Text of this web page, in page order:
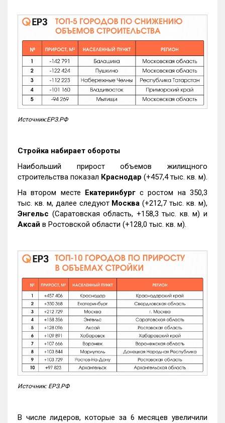
Источник:ЕРЗ.РФ
Стройка набирает обороты
Наибольший прирост объемов жилищного
строительства показал Краснодар (+457,4 тыс. кв. м).
На втором месте Екатеринбургс ростом на 350,3
тыс. кв. м, далее следуют Москва (+212,7 тыс. кв. м),
Энгельс (Саратовская область, +158,3 тыс. кв. м) и
Аксай в Ростовской области (+128,0 тыс. кв. м).
Источник: ЕРЗ.РФ
В числе лидеров, которые за 6 месяцев увеличили